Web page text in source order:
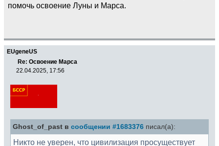
помочь освоение Луны и Марса.
EUgeneUS
Re: Освоение Марса
22.04.2025, 17:56
Ghost_of_past в сообщении #1683376 писал(а):
Никто не уверен, что цивилизация просуществует